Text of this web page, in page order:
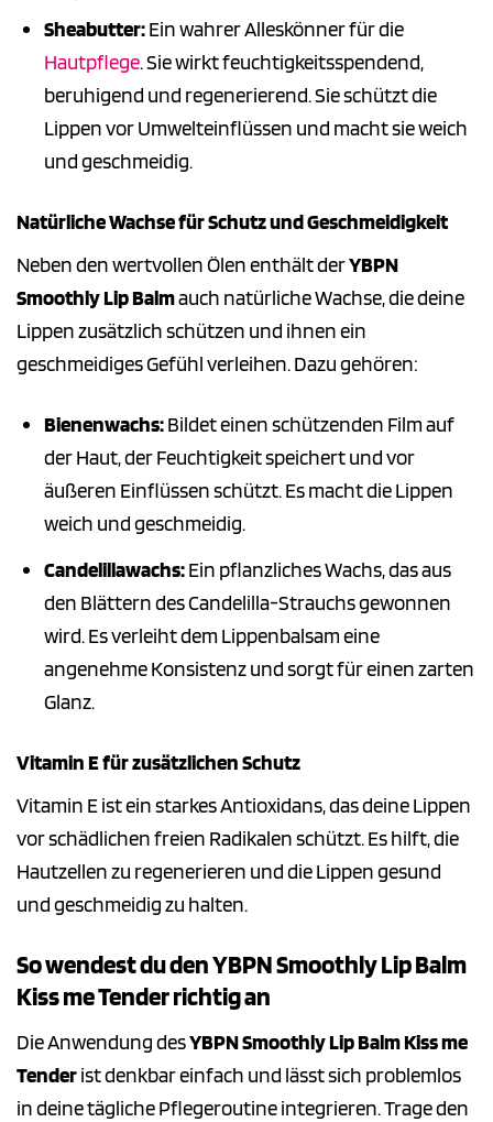
Sheabutter:Ein wahrer Alleskönner für die
Hautpflege. Sie wirkt feuchtigkeitsspendend,
beruhigend und regenerierend. Sie schützt die
Lippen vor Umwelteinflüssen und macht sie weich
und geschmeidig.
Natürliche Wachse für Schutz und Geschmeidigkeit
Neben den wertvollen Ölen enthält derYBPN
Smoothly Lip Balmauch natürliche Wachse, die deine
Lippen zusätzlich schützen und ihnen ein
geschmeidiges Gefühl verleihen. Dazu gehören:
Bienenwachs:Bildet einen schützenden Film auf
der Haut, der Feuchtigkeit speichert und vor
äußeren Einflüssen schützt. Es macht die Lippen
weich und geschmeidig.
Candelillawachs:Ein pflanzliches Wachs, das aus
den Blättern des Candelilla-Strauchs gewonnen
wird. Es verleiht dem Lippenbalsam eine
angenehme Konsistenz und sorgt für einen zarten
Glanz.
Vitamin E für zusätzlichen Schutz
Vitamin E ist ein starkes Antioxidans, das deine Lippen
vor schädlichen freien Radikalen schützt. Es hilft, die
Hautzellen zu regenerieren und die Lippen gesund
und geschmeidig zu halten.
So wendest du den YBPN Smoothly Lip Balm
Kiss me Tender richtig an
Die Anwendung desYBPN Smoothly Lip Balm Kiss me
Tenderist denkbar einfach und lässt sich problemlos
in deine tägliche Pflegeroutine integrieren. Trage den